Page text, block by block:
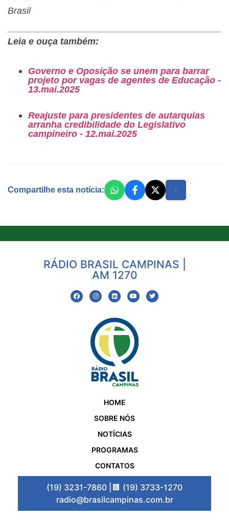
Brasil
Leia e ouça também:
Governo e Oposição se unem para barrar
projeto por vagas de agentes de Educação -
13.mai.2025
Reajuste para presidentes de autarquias
arranha credibilidade do Legislativo
campineiro - 12.mai.2025
Compartilhe esta notícia:
RÁDIO BRASIL CAMPINAS |
AM 1270
HOME
SOBRE NÓS
NOTÍCIAS
PROGRAMAS
CONTATOS
(19) 3231-7860 |
(19) 3733-1270
radio@brasilcampinas.com.br